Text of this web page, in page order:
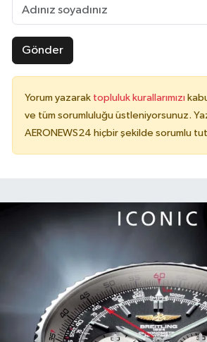
Gönder
Yorum yazarak topluluk kurallarımızı
ve tüm sorumluluğu üstleniyorsunuz.
AERONEWS24 hiçbir şekilde sorumlu